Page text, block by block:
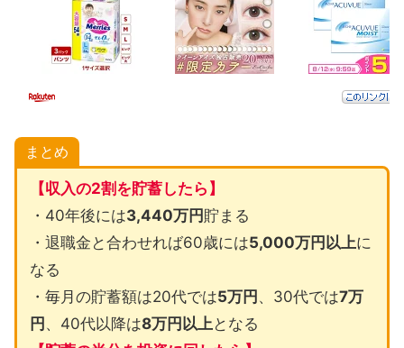
まとめ
【収入の2割を貯蓄したら】
・40年後には3,440万円貯まる
・退職金と合わせれば60歳には5,000万円以上に
なる
・毎月の貯蓄額は20代では5万円、30代では7万
円、40代以降は8万円以上 となる